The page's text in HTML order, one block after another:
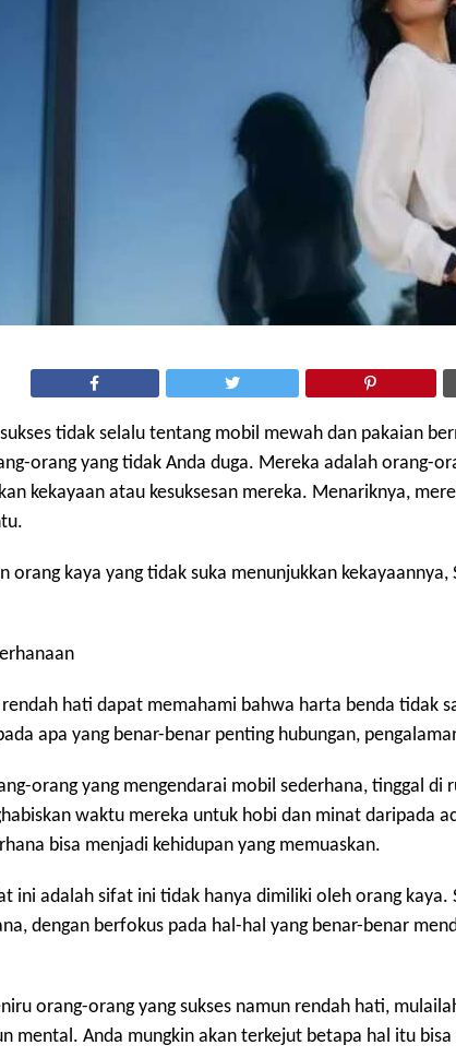
tidak selalu tentang mobil mewah dan pakaian
orang yang tidak Anda duga. Mereka adalah orang-
kekayaan atau kesuksesan mereka. Menariknya,
orang kaya yang tidak suka menunjukkan
hati dapat memahami bahwa harta benda tidak
apa yang benar-benar penting hubungan,
orang yang mengendarai mobil sederhana, tinggal di
waktu mereka untuk hobi dan minat daripada
bisa menjadi kehidupan yang memuaskan.
ini adalah sifat ini tidak hanya dimiliki oleh orang kaya.
dengan berfokus pada hal-hal yang benar-benar
orang-orang yang sukses namun rendah hati,
mental. Anda mungkin akan terkejut betapa hal itu bisa